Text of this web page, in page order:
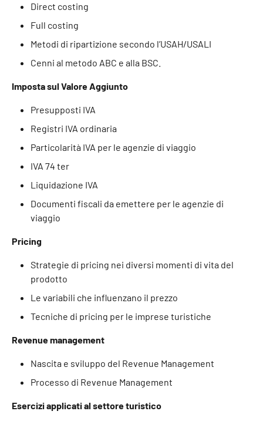
Direct costing
Full costing
Metodi di ripartizione secondo l’USAH/USALI
Cenni al metodo ABC e alla BSC.
Imposta sul Valore Aggiunto
Presupposti IVA
Registri IVA ordinaria
Particolarità IVA per le agenzie di viaggio
IVA 74 ter
Liquidazione IVA
Documenti fiscali da emettere per le agenzie di
viaggio
Pricing
Strategie di pricing nei diversi momenti di vita del
prodotto
Le variabili che influenzano il prezzo
Tecniche di pricing per le imprese turistiche
Revenue management
Nascita e sviluppo del Revenue Management
Processo di Revenue Management
Esercizi applicati al settore turistico